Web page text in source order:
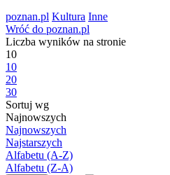
poznan.pl Kultura Inne
Wróć do poznan.pl
Liczba wyników na stronie
10
10
20
30
Sortuj wg
Najnowszych
Najnowszych
Najstarszych
Alfabetu (A-Z)
Alfabetu (Z-A)